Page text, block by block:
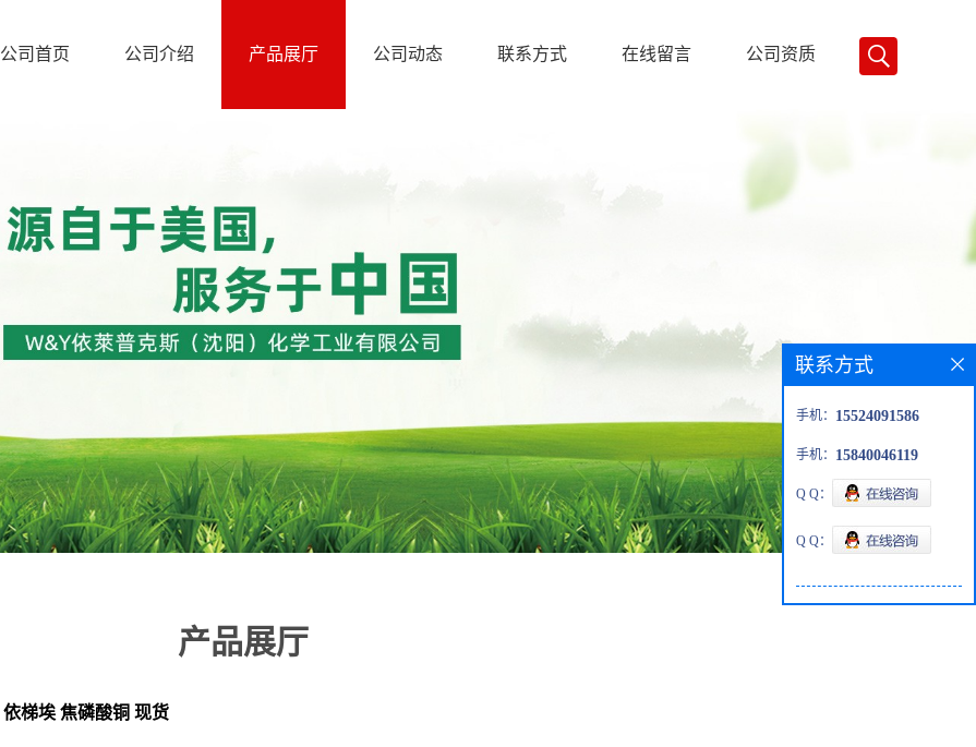
公司首页 公司介绍 产品展厅 公司动态 联系方式 在线留言 公司资质
产品展厅
依梯埃 焦磷酸铜 现货
联系方式
手机： 15524091586
手机： 15840046119
Q Q：
Q Q：